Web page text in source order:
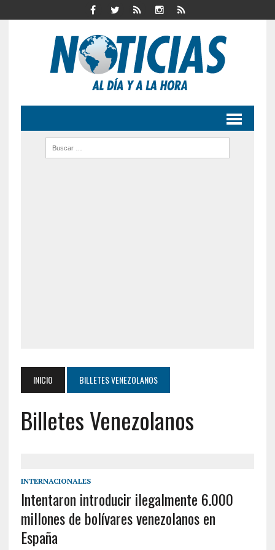
INICIO BILLETES VENEZOLANOS
Billetes Venezolanos
INTERNACIONALES
Intentaron introducir ilegalmente 6.000
millones de bolívares venezolanos en
España